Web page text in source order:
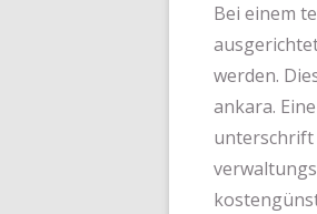
Bei einem
werden.
ankara.
unterschrift